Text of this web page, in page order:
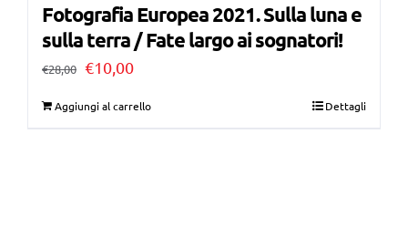
Fotografia Europea 2021. Sulla luna e
sulla terra / Fate largo ai sognatori!
€28,00 Il
€10,00Il
Aggiungi al carrello Dettagli